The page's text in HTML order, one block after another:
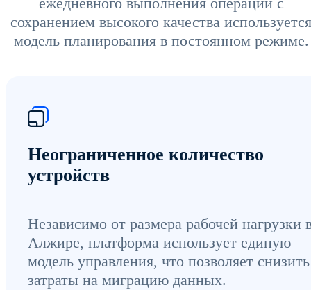
сохранением высокого качества используется
модель планирования в постоянном режиме.
Неограниченное количество
устройств
Независимо от размера рабочей нагрузки
Алжире, платформа использует единую
модель управления, что позволяет снизить
затраты на миграцию данных.